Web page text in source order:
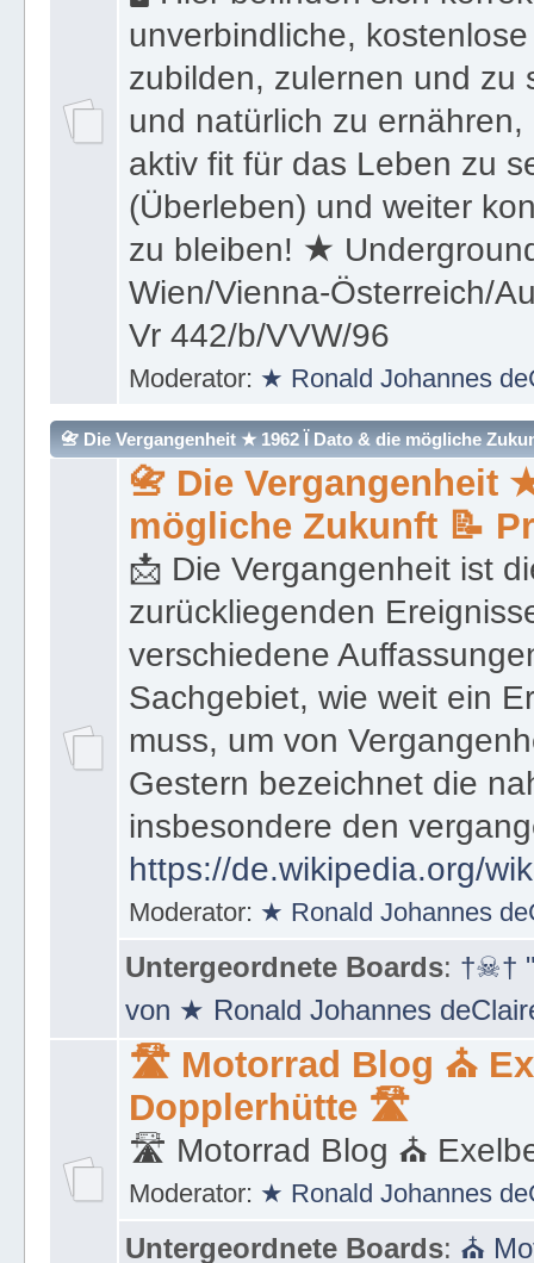
unverbindliche,
zubilden, zulernen und zu
und natürlich zu
aktiv fit für das Leben zu
(Überleben) und weiter
zu bleiben! ★
Wien/Vienna-Österreich/
Vr 442/b/VVW/96
Moderator: ★ Ronald Johannes
📇 Die Vergangenheit ★ 1962 Ï Dato & die mögliche
📇 Die Vergangenheit
mögliche Zukunft 📝
📩 Die Vergangenheit ist
zurückliegenden
verschiedene
Sachgebiet, wie weit ein
muss, um von
Gestern bezeichnet die
insbesondere den
https://de.wikipedia.org/
Moderator: ★ Ronald Johannes
Untergeordnete Boards: †☠†
von ★ Ronald Johannes
🛣 Motorrad Blog ⛪
Dopplerhütte 🛣
🛣 Motorrad Blog ⛪
Moderator: ★ Ronald Johannes
Untergeordnete Boards: ⛪